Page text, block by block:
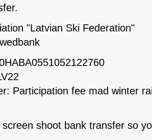
"Latvian Ski Federation"
Participation fee mad winter
shoot bank transfer so